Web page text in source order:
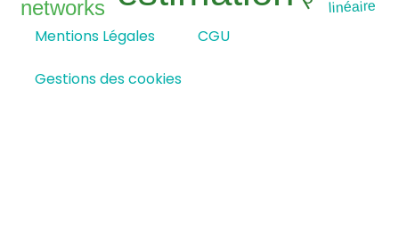
networks linéaire
Mentions Légales CGU
Gestions des cookies